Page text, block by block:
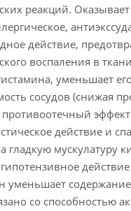
реакций. Оказывает
действие,
воспаления в
уменьшает
сосудов (снижая
противоотечный
действие и
гладкую мускулатуру
уменьшает
со способностью